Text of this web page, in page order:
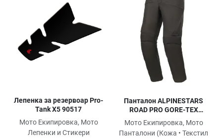
Сравни продукт
Лепенка за резервоар Pro-
Tank X5 90517
Мото Екипировка, Мото
Лепенки и Стикери
Панталон ALPINESTARS
ROAD PRO GORE-TEX
SHORT BLACK
Мото Екипировка, Мото
Панталони (Кожа • Текстил